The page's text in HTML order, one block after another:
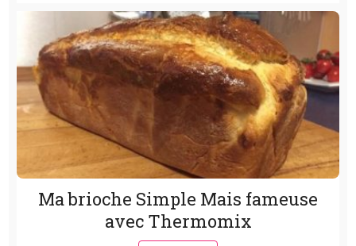
Ma brioche Simple Mais fameuse
avec Thermomix